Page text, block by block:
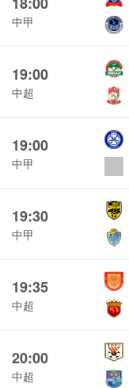
中甲
19:00
中超
19:00
中甲
19:30
中甲
19:35
中超
20:00
中超